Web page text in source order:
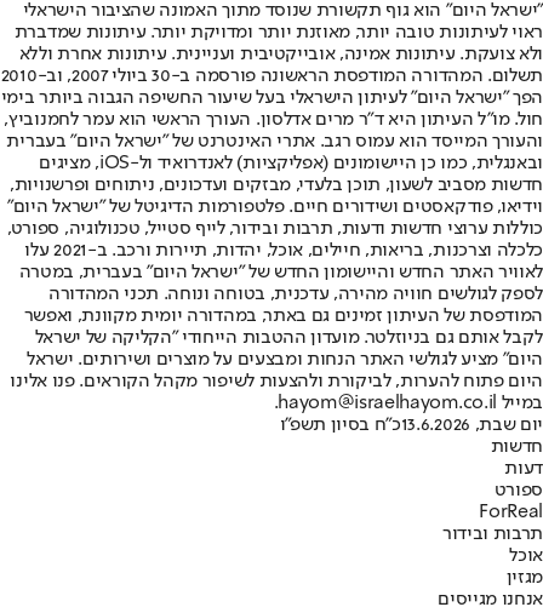
"ישראל היום" הוא גוף תקשורת שנוסד מתוך האמונה שהציבור הישראלי
ראוי לעיתונות טובה יותר, מאוזנת יותר ומדויקת יותר. עיתונות שמדברת
ולא צועקת. עיתונות אמינה, אובייקטיבית ועניינית. עיתונות אחרת וללא
תשלום. המהדורה המודפסת הראשונה פורסמה ב-30 ביולי 2007, וב-2010
הפך "ישראל היום" לעיתון הישראלי בעל שיעור החשיפה הגבוה ביותר בימי
חול. מו"ל העיתון היא ד"ר מרים אדלסון. העורך הראשי הוא עמר לחמנוביץ,
והעורך המייסד הוא עמוס רגב. אתרי האינטרנט של "ישראל היום" בעברית
ובאנגלית, כמו כן היישומונים (אפליקציות) לאנדרואיד ול-iOS, מציגים
חדשות מסביב לשעון, תוכן בלעדי, מבזקים ועדכונים, ניתוחים ופרשנויות,
וידיאו, פודקאסטים ושידורים חיים. פלטפורמות הדיגיטל של "ישראל היום"
כוללות ערוצי חדשות ודעות, תרבות ובידור, לייף סטייל, טכנולוגיה, ספורט,
כלכלה וצרכנות, בריאות, חיילים, אוכל, יהדות, תיירות ורכב. ב-2021 עלו
לאוויר האתר החדש והיישומון החדש של "ישראל היום" בעברית, במטרה
לספק לגולשים חוויה מהירה, עדכנית, בטוחה ונוחה. תכני המהדורה
המודפסת של העיתון זמינים גם באתר, במהדורה יומית מקוונת, ואפשר
לקבל אותם גם בניוזלטר. מועדון ההטבות הייחודי "הקליקה של ישראל
היום" מציע לגולשי האתר הנחות ומבצעים על מוצרים ושירותים. ישראל
היום פתוח להערות, לביקורת ולהצעות לשיפור מקהל הקוראים. פנו אלינו
במייל hayom@israelhayom.co.il.
יום שבת, 13.6.2026
כ"ח בסיון תשפ"ו
חדשות
דעות
ספורט
ForReal
תרבות ובידור
אוכל
מגזין
אנחנו מגייסים